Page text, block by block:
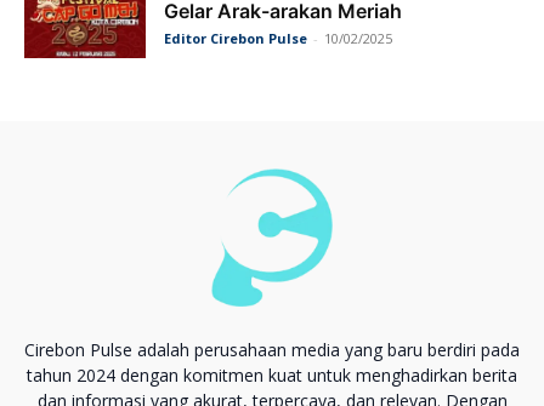
Gelar Arak-arakan Meriah
Editor Cirebon Pulse - 10/02/2025
Cirebon Pulse adalah perusahaan media yang baru berdiri pada
tahun 2024 dengan komitmen kuat untuk menghadirkan berita
dan informasi yang akurat, terpercaya, dan relevan. Dengan